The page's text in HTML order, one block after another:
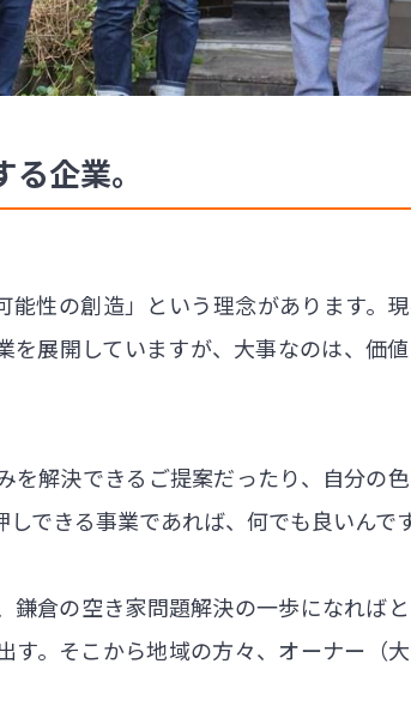
企業。
能性の創造」という理念があります
を展開していますが、大事なのは、価
を解決できるご提案だったり、自分の
できる事業であれば、何でも良いんで
鎌倉の空き家問題解決の一歩になれば
す。そこから地域の方々、オーナー（